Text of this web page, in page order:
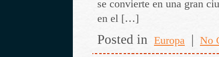
se convierte en una gran
en el […]
Posted in Europa | No